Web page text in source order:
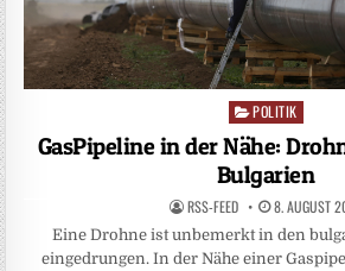
Posted
in
POLITIK
GasPipeline in der Nähe:
Bulgarien
RSS-FEED 8. AUGUST
Eine Drohne ist unbemerkt in den
eingedrungen. In der Nähe einer